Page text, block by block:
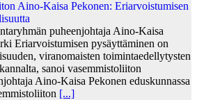
puheenjohtaja Aino-Kaisa
Eriarvoistumisen pysäyttäminen on
viranomaisten toimintaedellytysten
sanoi vasemmistoliiton
Aino-Kaisa Pekonen eduskunnassa
[...]